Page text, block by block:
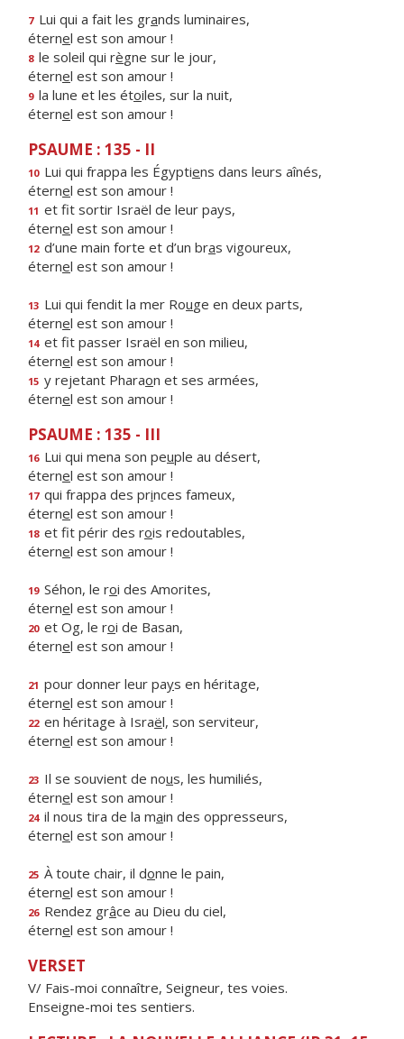
7 Lui qui a fait les grands luminaires,
éternel est son amour !
8 le soleil qui règne sur le jour,
éternel est son amour !
9 la lune et les étoiles, sur la nuit,
éternel est son amour !
PSAUME : 135 - II
10 Lui qui frappa les Égyptiens dans leurs aînés,
éternel est son amour !
11 et fit sortir Israël de leur pays,
éternel est son amour !
12 d’une main forte et d’un bras vigoureux,
éternel est son amour !
13 Lui qui fendit la mer Rouge en deux parts,
éternel est son amour !
14 et fit passer Israël en son milieu,
éternel est son amour !
15 y rejetant Pharaon et ses armées,
éternel est son amour !
PSAUME : 135 - III
16 Lui qui mena son peuple au désert,
éternel est son amour !
17 qui frappa des princes fameux,
éternel est son amour !
18 et fit périr des rois redoutables,
éternel est son amour !
19 Séhon, le roi des Amorites,
éternel est son amour !
20 et Og, le roi de Basan,
éternel est son amour !
21 pour donner leur pays en héritage,
éternel est son amour !
22 en héritage à Israël, son serviteur,
éternel est son amour !
23 Il se souvient de nous, les humiliés,
éternel est son amour !
24 il nous tira de la main des oppresseurs,
éternel est son amour !
25 À toute chair, il donne le pain,
éternel est son amour !
26 Rendez grâce au Dieu du ciel,
éternel est son amour !
VERSET
V/ Fais-moi connaître, Seigneur, tes voies.
Enseigne-moi tes sentiers.